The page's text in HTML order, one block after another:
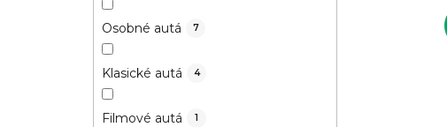
Osobné autá 7
Klasické autá 4
Filmové autá 1